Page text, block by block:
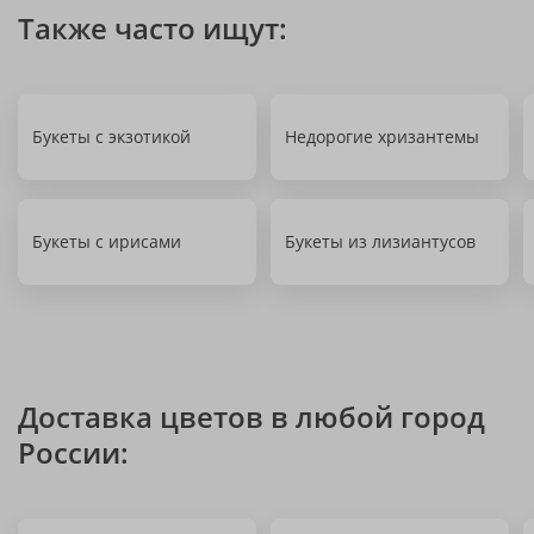
Также часто ищут:
Букеты с экзотикой Недорогие хризантемы
Букеты с ирисами Букеты из лизиантусов
Доставка цветов в любой город
России: